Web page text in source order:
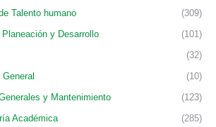
Talento humano
(309)
y Desarrollo
(101)
(32)
(10)
y Mantenimiento
(123)
Académica
(285)